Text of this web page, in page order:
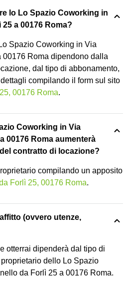
lo Lo Spazio Coworking in
a 00176 Roma?
Spazio Coworking in Via
00176 Roma dipendono dalla
dal tipo di abbonamento,
compilando il form sul sito
00176 Roma.
Coworking in Via
00176 Roma aumenterà
contratto di locazione?
compilando un apposito
Forlì 25, 00176 Roma.
(ovvero utenze,
otterrai dipenderà dal tipo di
dello Lo Spazio
da Forlì 25 a 00176 Roma.